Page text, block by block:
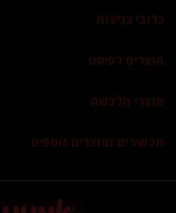
כלובי צניעות
מוצרים לפיסט
מוצרי הלבשה
תכשירים ומוצרים נוספים